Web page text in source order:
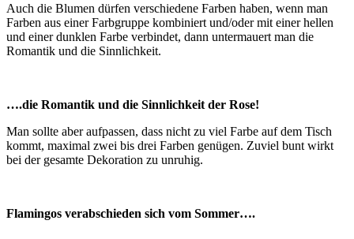
Auch die Blumen dürfen verschiedene Farben haben, wenn man
Farben aus einer Farbgruppe kombiniert und/oder mit einer hellen
und einer dunklen Farbe verbindet, dann untermauert man die
Romantik und die Sinnlichkeit.
….die Romantik und die Sinnlichkeit der Rose!
Man sollte aber aufpassen, dass nicht zu viel Farbe auf dem Tisch
kommt, maximal zwei bis drei Farben genügen. Zuviel bunt wirkt
bei der gesamte Dekoration zu unruhig.
Flamingos verabschieden sich vom Sommer….